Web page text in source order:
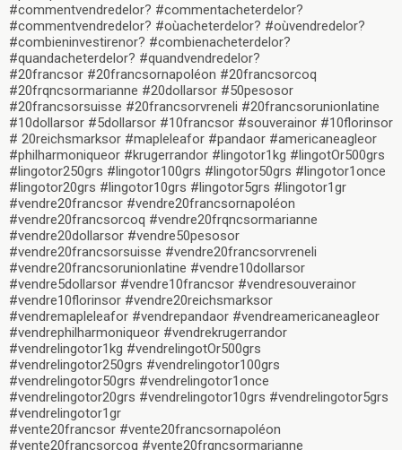
#commentvendredelor? #commentacheterdelor?
#commentvendredelor? #oùacheterdelor? #oùvendredelor?
#combieninvestirenor? #combienacheterdelor?
#quandacheterdelor? #quandvendredelor?
#20francsor #20francsornapoléon #20francsorcoq
#20frqncsormarianne #20dollarsor #50pesosor
#20francsorsuisse #20francsorvreneli #20francsorunionlatine
#10dollarsor #5dollarsor #10francsor #souverainor #10florinsor
# 20reichsmarksor #mapleleafor #pandaor #americaneagleor
#philharmoniqueor #krugerrandor #lingotor1kg #lingotOr500grs
#lingotor250grs #lingotor100grs #lingotor50grs #lingotor1once
#lingotor20grs #lingotor10grs #lingotor5grs #lingotor1gr
#vendre20francsor #vendre20francsornapoléon
#vendre20francsorcoq #vendre20frqncsormarianne
#vendre20dollarsor #vendre50pesosor
#vendre20francsorsuisse #vendre20francsorvreneli
#vendre20francsorunionlatine #vendre10dollarsor
#vendre5dollarsor #vendre10francsor #vendresouverainor
#vendre10florinsor #vendre20reichsmarksor
#vendremapleleafor #vendrepandaor #vendreamericaneagleor
#vendrephilharmoniqueor #vendrekrugerrandor
#vendrelingotor1kg #vendrelingotOr500grs
#vendrelingotor250grs #vendrelingotor100grs
#vendrelingotor50grs #vendrelingotor1once
#vendrelingotor20grs #vendrelingotor10grs #vendrelingotor5grs
#vendrelingotor1gr
#vente20francsor #vente20francsornapoléon
#vente20francsorcoq #vente20frqncsormarianne